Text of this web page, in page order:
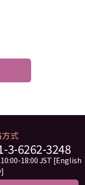
式
3-6262-3248
18:00 JST [English